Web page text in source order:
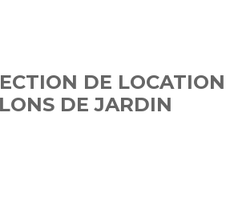
DE LOCATION
DE JARDIN